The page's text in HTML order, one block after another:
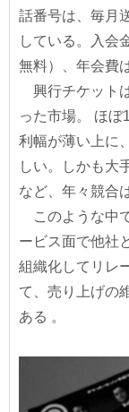
話番号は、毎月
している。入会
無料）、年会費
興行チケット
った市場。 ほぼ
利幅が薄い上に
しい。しかも大
など、年々競合
このような中
ービス面で他社
組織化してリレ
て、売り上げの
ある 。